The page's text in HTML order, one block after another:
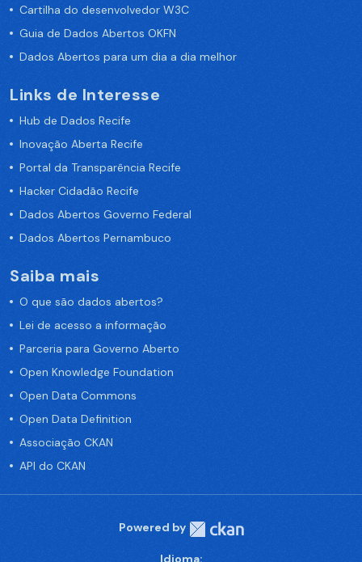
Cartilha do desenvolvedor W3C
Guia de Dados Abertos OKFN
Dados Abertos para um dia a dia melhor
Links de Interesse
Hub de Dados Recife
Inovação Aberta Recife
Portal da Transparência Recife
Hacker Cidadão Recife
Dados Abertos Governo Federal
Dados Abertos Pernambuco
Saiba mais
O que são dados abertos?
Lei de acesso a informação
Parceria para Governo Aberto
Open Knowledge Foundation
Open Data Commons
Open Data Definition
Associação CKAN
API do CKAN
Powered by
Idioma